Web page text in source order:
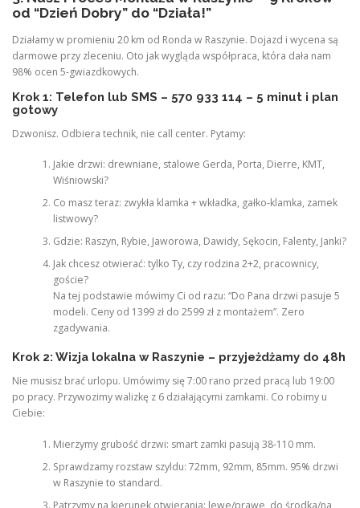
od “Dzień Dobry” do “Działa!”
Działamy w promieniu 20 km od Ronda w Raszynie. Dojazd i wycena są
darmowe przy zleceniu. Oto jak wygląda współpraca, która dała nam
98% ocen 5-gwiazdkowych.
Krok 1: Telefon lub SMS – 570 933 114 – 5 minut i plan
gotowy
Dzwonisz. Odbiera technik, nie call center. Pytamy:
Jakie drzwi: drewniane, stalowe Gerda, Porta, Dierre, KMT,
Wiśniowski?
Co masz teraz: zwykła klamka + wkładka, gałko-klamka, zamek
listwowy?
Gdzie: Raszyn, Rybie, Jaworowa, Dawidy, Sękocin, Falenty, Janki?
Jak chcesz otwierać: tylko Ty, czy rodzina 2+2, pracownicy,
goście?
Na tej podstawie mówimy Ci od razu: “Do Pana drzwi pasuje 5
modeli. Ceny od 1399 zł do 2599 zł z montażem”. Zero
zgadywania.
Krok 2: Wizja lokalna w Raszynie – przyjeżdżamy do 48h
Nie musisz brać urlopu. Umówimy się 7:00 rano przed pracą lub 19:00
po pracy. Przywozimy walizkę z 6 działającymi zamkami. Co robimy u
Ciebie:
Mierzymy grubość drzwi: smart zamki pasują 38-110 mm.
Sprawdzamy rozstaw szyldu: 72mm, 92mm, 85mm. 95% drzwi
w Raszynie to standard.
Patrzymy na kierunek otwierania: lewe/prawe, do środka/na